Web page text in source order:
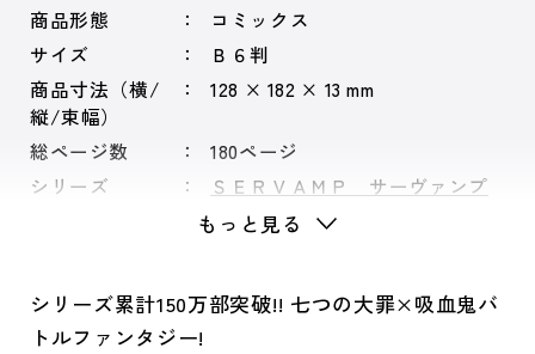
商品形態
コミックス
サイズ
Ｂ６判
商品寸法（横/
縦/束幅）
128 × 182 × 13 mm
総ページ数
180ページ
シリーズ
ＳＥＲＶＡＭＰ サーヴァンプ
もっと見る
シリーズ累計150万部突破!! 七つの大罪×吸血鬼バ
トルファンタジー!